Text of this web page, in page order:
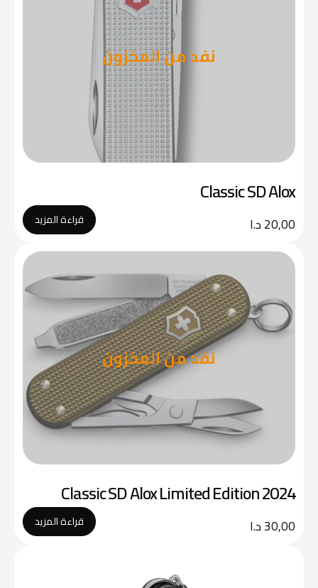
نفد من المخزون
Classic SD Alox
20,00د.ا قراءة المزيد
نفد من المخزون
Classic SD Alox Limited Edition 2024
30,00د.ا قراءة المزيد